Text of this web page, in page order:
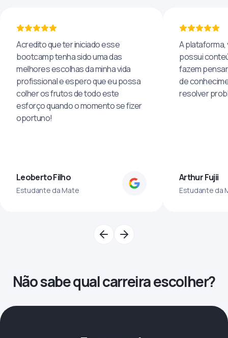
Acredito que ter iniciado esse
bootcamp tenha sido uma das
melhores escolhas da minha vida
profissional e espero que eu possa
colher os frutos de todo este
esforço quando o momento se fizer
oportuno!
Leoberto Filho
Estudante da Mate
A plataforma,
possui
fazem
de
resolver
Arthur Fujii
Estudante da
Não sabe qual carreira escolher?